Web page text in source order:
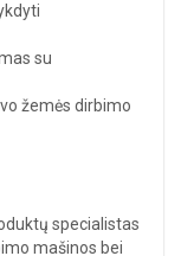
su
žemės dirbimo
specialistas
mašinos bei